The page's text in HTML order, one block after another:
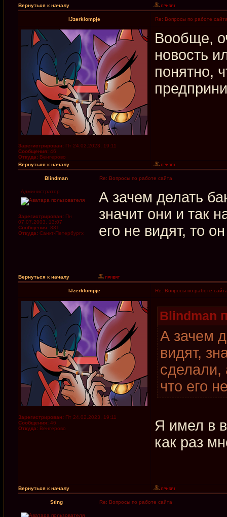
Вернуться к началу
IJzerklompje Re: Вопросы по работе
Зарегистрирован: Пт 24.02.2023, 19:11
Сообщения: 46
Откуда: Венгерово
Вообще,
новость
понятно,
Вернуться к началу
Blindman Re: Вопросы по работе сайта
Администратор
Зарегистрирован: Пн
07.07.2003, 13:07
Сообщения: 831
Откуда: Санкт-Петербургх
А зачем делать
значит они и так
его не видят, то
Вернуться к началу
IJzerklompje Re: Вопросы по работе
Зарегистрирован: Пт 24.02.2023, 19:11
Сообщения: 46
Откуда: Венгерово
Blindman
А зачем
видят,
сделали,
что его
Я имел в
как раз
Вернуться к началу
Sting Re: Вопросы по работе сайта